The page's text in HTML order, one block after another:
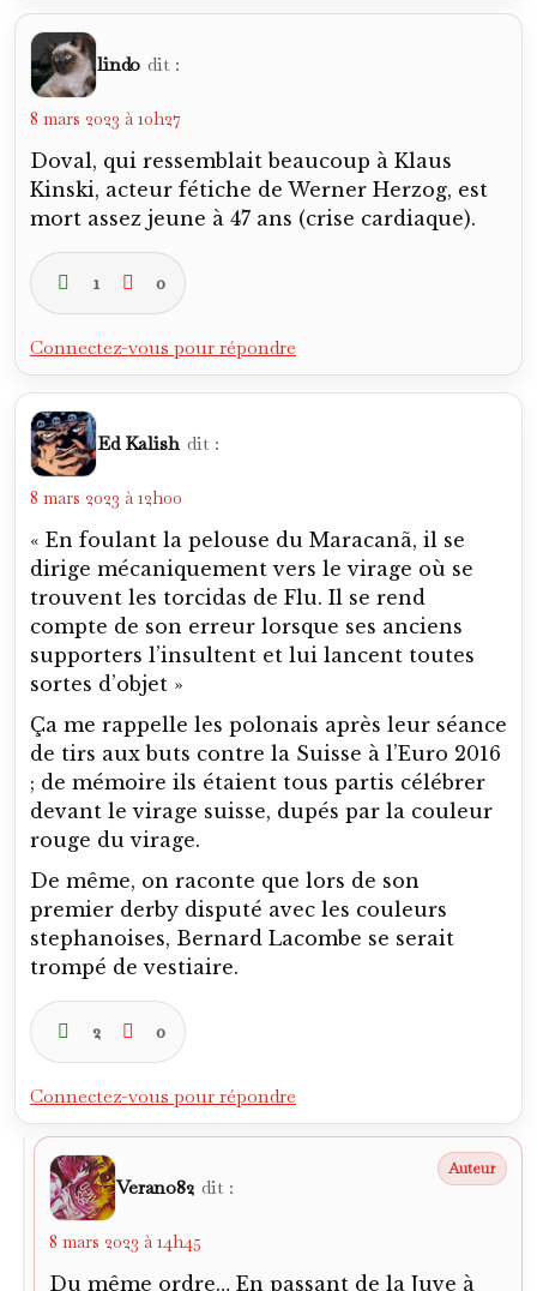
lindo dit :
8 mars 2023 à 10h27
Doval, qui ressemblait beaucoup à Klaus
Kinski, acteur fétiche de Werner Herzog, est
mort assez jeune à 47 ans (crise cardiaque).
1 0
Connectez-vous pour répondre
Ed Kalish dit :
8 mars 2023 à 12h00
« En foulant la pelouse du Maracanã, il se
dirige mécaniquement vers le virage où se
trouvent les torcidas de Flu. Il se rend
compte de son erreur lorsque ses anciens
supporters l’insultent et lui lancent toutes
sortes d’objet »
Ça me rappelle les polonais après leur séance
de tirs aux buts contre la Suisse à l’Euro 2016
; de mémoire ils étaient tous partis célébrer
devant le virage suisse, dupés par la couleur
rouge du virage.
De même, on raconte que lors de son
premier derby disputé avec les couleurs
stephanoises, Bernard Lacombe se serait
trompé de vestiaire.
2 0
Connectez-vous pour répondre
Verano82 dit :
8 mars 2023 à 14h45
Du même ordre… En passant de la Juve à